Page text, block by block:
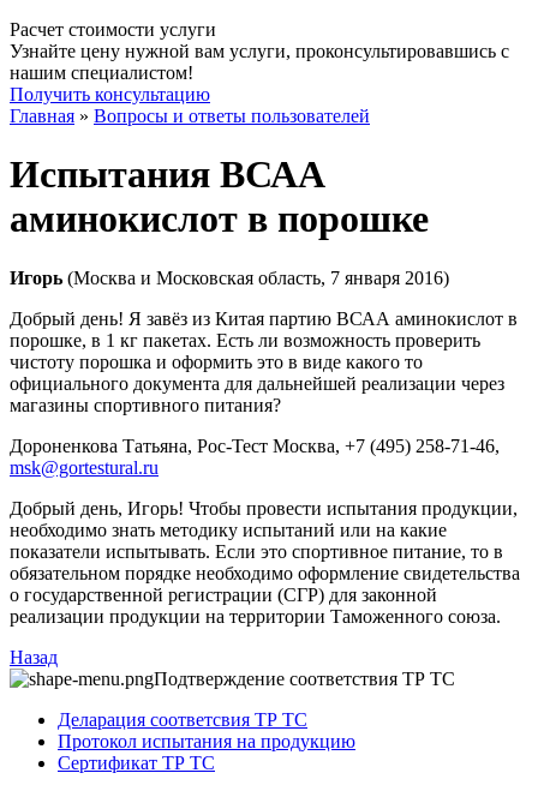
Расчет стоимости услуги
Узнайте цену нужной вам услуги, проконсультировавшись с
нашим специалистом!
Получить консультацию
Главная » Вопросы и ответы пользователей
Испытания ВСАА
аминокислот в порошке
Игорь (Москва и Московская область, 7 января 2016)
Добрый день! Я завёз из Китая партию ВСАА аминокислот в
порошке, в 1 кг пакетах. Есть ли возможность проверить
чистоту порошка и оформить это в виде какого то
официального документа для дальнейшей реализации через
магазины спортивного питания?
Дороненкова Татьяна, Рос-Тест Москва, +7 (495) 258-71-46,
msk@gortestural.ru
Добрый день, Игорь! Чтобы провести испытания продукции,
необходимо знать методику испытаний или на какие
показатели испытывать. Если это спортивное питание, то в
обязательном порядке необходимо оформление свидетельства
о государственной регистрации (СГР) для законной
реализации продукции на территории Таможенного союза.
Назад
Подтверждение соответствия ТР ТС
Деларация соответсвия ТР ТС
Протокол испытания на продукцию
Сертификат ТР ТС